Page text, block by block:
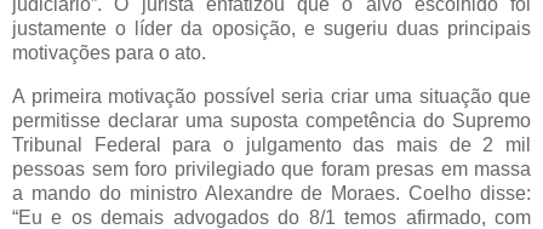
judiciário”. O jurista enfatizou que o alvo escolhido foi
justamente o líder da oposição, e sugeriu duas principais
motivações para o ato.
A primeira motivação possível seria criar uma situação que
permitisse declarar uma suposta competência do Supremo
Tribunal Federal para o julgamento das mais de 2 mil
pessoas sem foro privilegiado que foram presas em massa
a mando do ministro Alexandre de Moraes. Coelho disse:
“Eu e os demais advogados do 8/1 temos afirmado, com